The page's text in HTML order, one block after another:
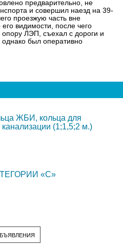
предварительно, не
и совершил наезд на 39-
проезжую часть вне
видимости, после чего
ЛЭП, съехал с дороги и
был оперативно
ЖБИ, кольца для
(1;1,5;2 м.)
«C»